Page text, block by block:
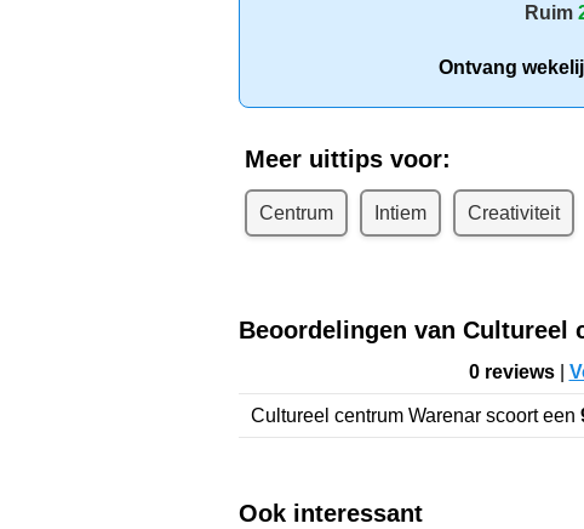
Ruim
Ontvang
Meer uittips voor:
Centrum Intiem Creativiteit
Beoordelingen van Cultureel
0 reviews|
Cultureel centrum Warenar scoort een
Ook interessant